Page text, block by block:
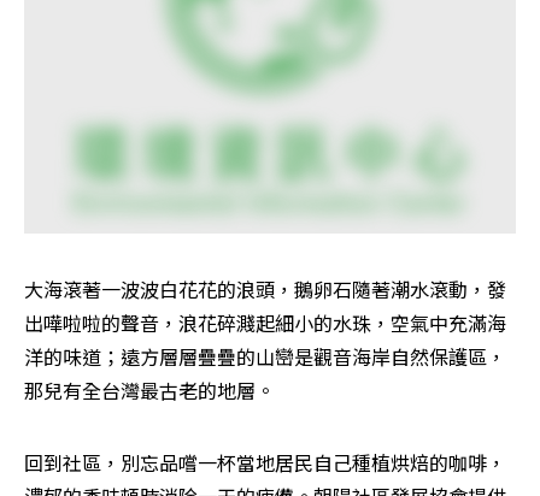
大海滾著一波波白花花的浪頭，鵝卵石隨著潮水滾動，發
出嘩啦啦的聲音，浪花碎濺起細小的水珠，空氣中充滿海
洋的味道；遠方層層疊疊的山巒是觀音海岸自然保護區，
那兒有全台灣最古老的地層。
回到社區，別忘品嚐一杯當地居民自己種植烘焙的咖啡，